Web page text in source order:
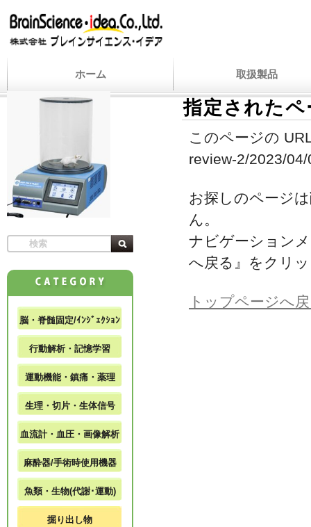
ホーム 取扱製品
指定された
このページの
review-2/2023/
お探しのページ
ん。
ナビゲーション
へ戻る』をクリ
トップページへ
脳・脊髄固定/ｲﾝｼﾞｪｸｼｮﾝ
行動解析・記憶学習
運動機能・鎮痛・薬理
生理・切片・生体信号
血流計・血圧・画像解析
麻酔器/手術時使用機器
魚類・生物(代謝･運動)
掘り出し物